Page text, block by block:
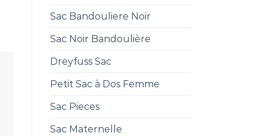
Sac Bandouliere Noir
Sac Noir Bandoulière
Dreyfuss Sac
Petit Sac à Dos Femme
Sac Pieces
Sac Maternelle